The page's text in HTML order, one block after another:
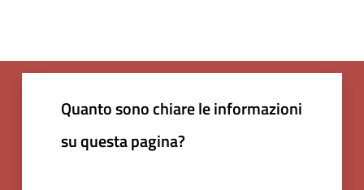
Quanto sono chiare le informazioni
su questa pagina?